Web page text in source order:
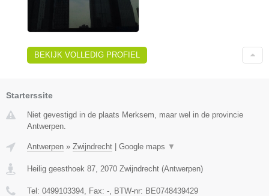
BEKIJK VOLLEDIG PROFIEL
Starterssite
Niet gevestigd in de plaats Merksem, maar wel in de provincie
Antwerpen.
Antwerpen » Zwijndrecht Google maps ▼
Heilig geesthoek 87 2070 Zwijndrecht (Antwerpen)
Tel: 0499103394 , Fax: - , BTW-nr: BE0748439429